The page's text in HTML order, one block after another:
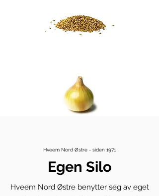
Hveem Nord Østre - siden 1971
Egen Silo
Hveem Nord Østre benytter seg av eget